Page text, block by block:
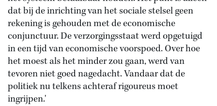
dat bij de inrichting van het sociale stelsel geen
rekening is gehouden met de economische
conjunctuur. De verzorgingsstaat werd opgetuigd
in een tijd van economische voorspoed. Over hoe
het moest als het minder zou gaan, werd van
tevoren niet goed nagedacht. Vandaar dat de
politiek nu telkens achteraf rigoureus moet
ingrijpen.'